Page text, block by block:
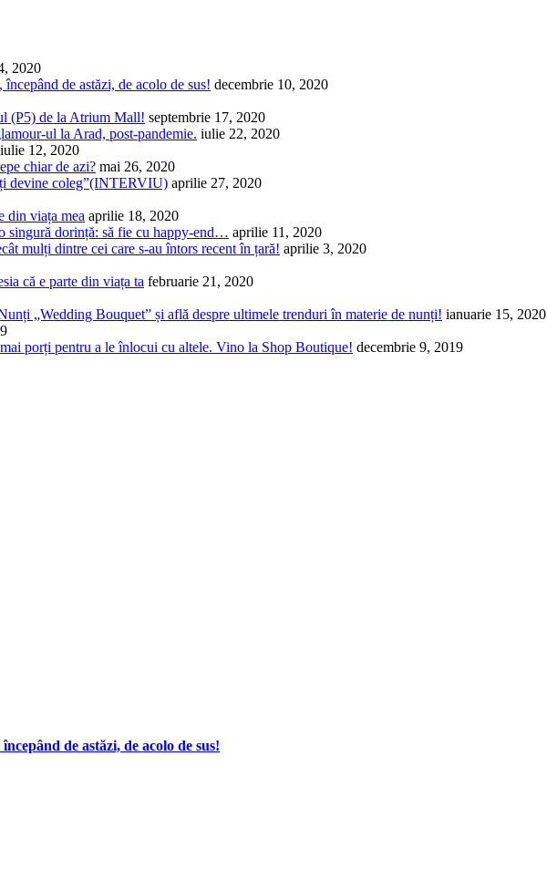
2020
de astăzi, de acolo de sus! decembrie 10, 2020
(P5) de la Atrium Mall! septembrie 17, 2020
ul la Arad, post-pandemie. iulie 22, 2020
iulie 12, 2020
chiar de azi? mai 26, 2020
devine coleg”(INTERVIU) aprilie 27, 2020
din viața mea aprilie 18, 2020
singură dorință: să fie cu happy-end… aprilie 11, 2020
mulți dintre cei care s-au întors recent în țară! aprilie 3, 2020
că e parte din viața ta februarie 21, 2020
„Wedding Bouquet” și află despre ultimele trenduri în materie de nunți! ianuarie 15, 2020
porți pentru a le înlocui cu altele. Vino la Shop Boutique! decembrie 9, 2019
de astăzi, de acolo de sus!